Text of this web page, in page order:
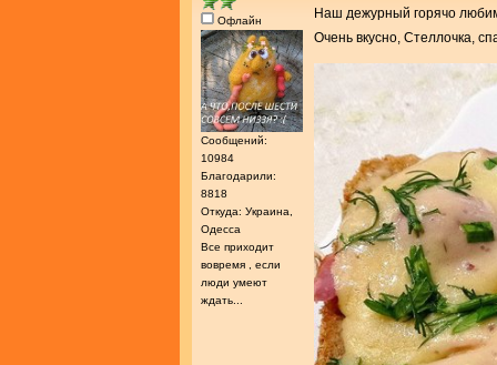
Офлайн
Сообщений:
10984
Благодарили:
8818
Откуда: Украина,
Одесса
Все приходит
вовремя , если
люди умеют
ждать...
Наш дежурный горячо
Очень вкусно, Стеллочка,